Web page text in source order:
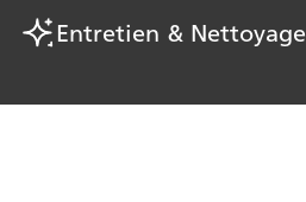
Entretien & Nettoyage